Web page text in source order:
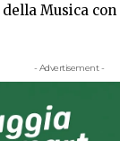
Musica
- Advertisement -